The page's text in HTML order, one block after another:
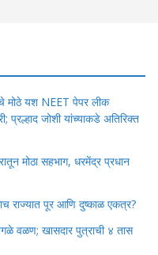
मोठे यश NEET पेपर लीक
प्रल्हाद जोशी यांच्याकडे अतिरिक्त
मोठा सहभाग, धरमेंद्र प्रधान
राज्यात पूर आणि दुष्काळ एकत्र?
वळण; खासदार पुत्राची ४ तास